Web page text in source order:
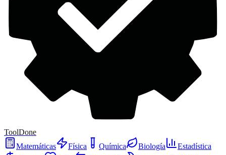
ToolDone
Matemáticas
Física Química Biología
Estadística